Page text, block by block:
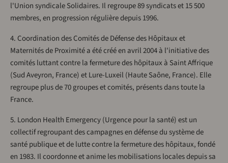
l'Union syndicale Solidaires. Il regroupe 89 syndicats et 15 500
membres, en progression régulière depuis 1996.
4. Coordination des Comités de Défense des Hôpitaux et
Maternités de Proximité a été créé en avril 2004 à l'initiative des
comités luttant contre la fermeture des hôpitaux à Saint Affrique
(Sud Aveyron, France) et Lure-Luxeil (Haute Saône, France). Elle
regroupe plus de 70 groupes et comités, présents dans toute la
France.
5. London Health Emergency (Urgence pour la santé) est un
collectif regroupant des campagnes en défense du système de
santé publique et de lutte contre la fermeture des hôpitaux, fondé
en 1983. Il coordonne et anime les mobilisations locales depuis sa